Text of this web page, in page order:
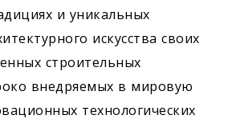
и уникальных
искусства своих
строительных
внедряемых в мировую
технологических